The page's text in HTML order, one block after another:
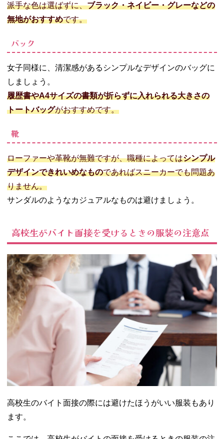
派手な色は選ばずに、ブラック・ネイビー・グレーなどの
無地がおすすめです。
バック
女子同様に、清潔感があるシンプルなデザインのバッグに
しましょう。
履歴書やA4サイズの書類が折らずに入れられる大きさの
トートバッグがおすすめです。
靴
ローファーや革靴が無難ですが、職種によってはシンプル
デザインできれいめなものであればスニーカーでも問題あ
りません。
サンダルのようなカジュアルなものは避けましょう。
高校生がバイト面接を受けるときの服装の注意点
高校生のバイト面接の際には避けたほうがいい服装もあり
ます。